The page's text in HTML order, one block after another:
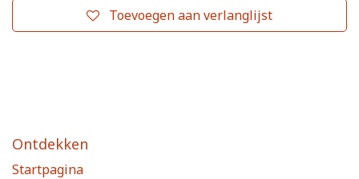
Toevoegen aan verlanglijst
Ontdekken
Startpagina